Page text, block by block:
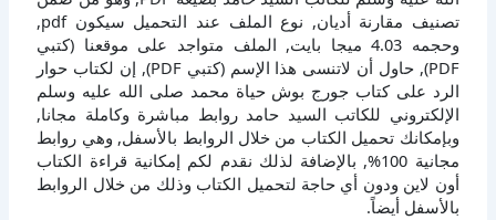
تصنيف مقارنة أديان, نوع الملف عند التحميل سيكون pdf,
وحجمه 4.03 ميجا بايت, الملف متواجد على موقعنا (كتبي
PDF), حاول أن لاتنسى هذا الإسم (كتبي PDF), إن لكتاب حوار
الرد على كتاب جورج بوش حياة محمد صلى الله عليه وسلم
الإلكتروني للكاتب السيد حامد روابط مباشرة وكاملة مجانا,
وبإمكانك تحميل الكتاب من خلال الروابط بالأسفل, وهي روابط
مجانية 100%, بالإضافة لذلك نقدم لكم إمكانية قراءة الكتاب
أون لاين ودون أي حاجة لتحميل الكتاب وذلك من خلال الروابط
بالأسفل أيضاً.